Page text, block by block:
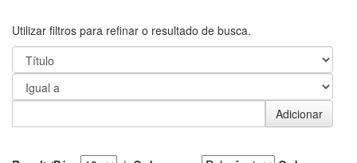
Utilizar filtros para refinar o resultado de busca.